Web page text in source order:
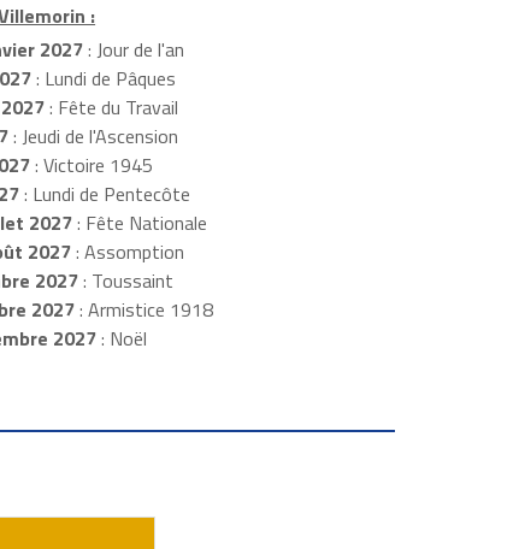
:
2027: Jour de l'an
: Lundi de Pâques
: Fête du Travail
: Jeudi de l'Ascension
: Victoire 1945
: Lundi de Pentecôte
2027: Fête Nationale
2027: Assomption
2027: Toussaint
2027: Armistice 1918
2027: Noël